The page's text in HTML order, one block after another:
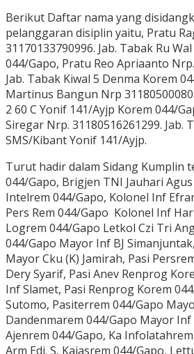
Berikut Daftar nama yang
pelanggaran disiplin yaitu, Pratu
31170133790996. Jab. Tabak Ru
044/Gapo, Pratu Reo Apriaanto
Jab. Tabak Kiwal 5 Denma Korem
Martinus Bangun Nrp
2 60 C Yonif 141/Ayjp Korem 044/
Siregar Nrp. 31180516261299. Jab.
SMS/Kibant Yonif 141/Ayjp.
Turut hadir dalam Sidang Kumplin
044/Gapo, Brigjen TNI Jauhari Agus
Intelrem 044/Gapo, Kolonel Inf
Pers Rem 044/Gapo Kolonel Inf
Logrem 044/Gapo Letkol Czi Tri
044/Gapo Mayor Inf BJ
Mayor Cku (K) Jamirah, Pasi
Dery Syarif, Pasi Anev Renprog
Inf Slamet, Pasi Renprog Korem
Sutomo, Pasiterrem 044/Gapo
Dandenmarem 044/Gapo Mayor Inf
Ajenrem 044/Gapo, Ka
Arm Edi. S, Kajasrem 044/Gapo,